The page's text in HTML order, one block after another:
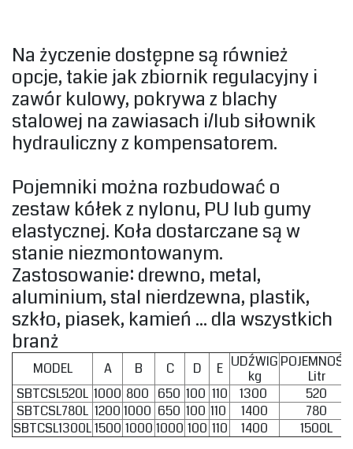
‎Na życzenie dostępne są również
opcje, takie jak zbiornik regulacyjny i
zawór kulowy, pokrywa z blachy
stalowej na zawiasach i/lub siłownik
hydrauliczny z kompensatorem.‎
‎Pojemniki można rozbudować o
zestaw kółek z nylonu, PU lub gumy
elastycznej. Koła dostarczane są w
stanie niezmontowanym.‎
‎Zastosowanie: drewno, metal,
aluminium, stal nierdzewna, plastik,
szkło, piasek, kamień ... dla wszystkich
branż‎
MODEL A B C D E ‎UDŹWIG
kg‎
‎POJEMNOŚĆ
Litr‎
SBTCSL520L 1000 800 650 100 110 1300
520
SBTCSL780L 1200 1000 650 100 110 1400
780
SBTCSL1300L1500 1000 1000 100 110 1400 1500L